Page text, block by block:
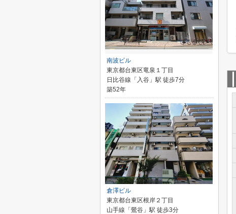
南波ビル
東京都台東区竜泉１丁目
日比谷線「入谷」駅 徒歩7分
築52年
倉澤ビル
東京都台東区根岸２丁目
山手線「鶯谷」駅 徒歩3分